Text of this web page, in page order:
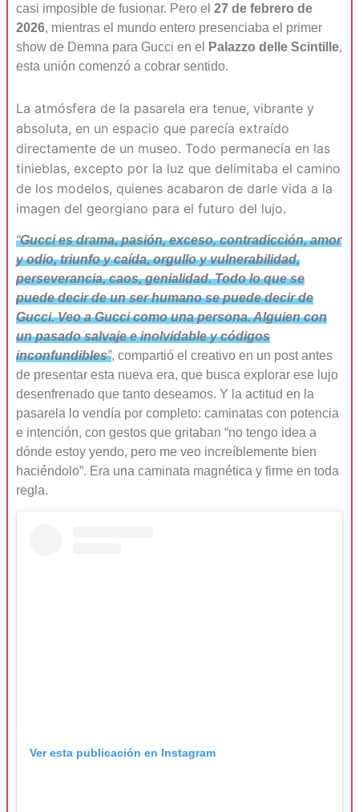
casi imposible de fusionar. Pero el 27 de febrero de
2026, mientras el mundo entero presenciaba el primer
show de Demna para Gucci en el
Palazzo delle Scintille,
esta unión comenzó a cobrar sentido.
La atmósfera de la pasarela era tenue, vibrante y
absoluta, en un espacio que parecía extraído
directamente de un museo. Todo permanecía en las
tinieblas, excepto por la luz que delimitaba el camino
de los modelos, quienes acabaron de darle vida a la
imagen del georgiano para el futuro del lujo.
“Gucci es drama, pasión, exceso, contradicción, amor
y odio, triunfo y caída, orgullo y vulnerabilidad,
perseverancia, caos, genialidad. Todo lo que se
puede decir de un ser humano se puede decir de
Gucci. Veo a Gucci como una persona. Alguien con
un pasado salvaje e inolvidable y códigos
inconfundibles”, compartió el creativo en un post antes
de presentar esta nueva era, que busca explorar ese lujo
desenfrenado que tanto deseamos. Y la actitud en la
pasarela lo vendía por completo: caminatas con potencia
e intención, con gestos que gritaban “no tengo idea a
dónde estoy yendo, pero me veo increíblemente bien
haciéndolo”. Era una caminata magnética y firme en toda
regla.
Ver esta publicación en Instagram